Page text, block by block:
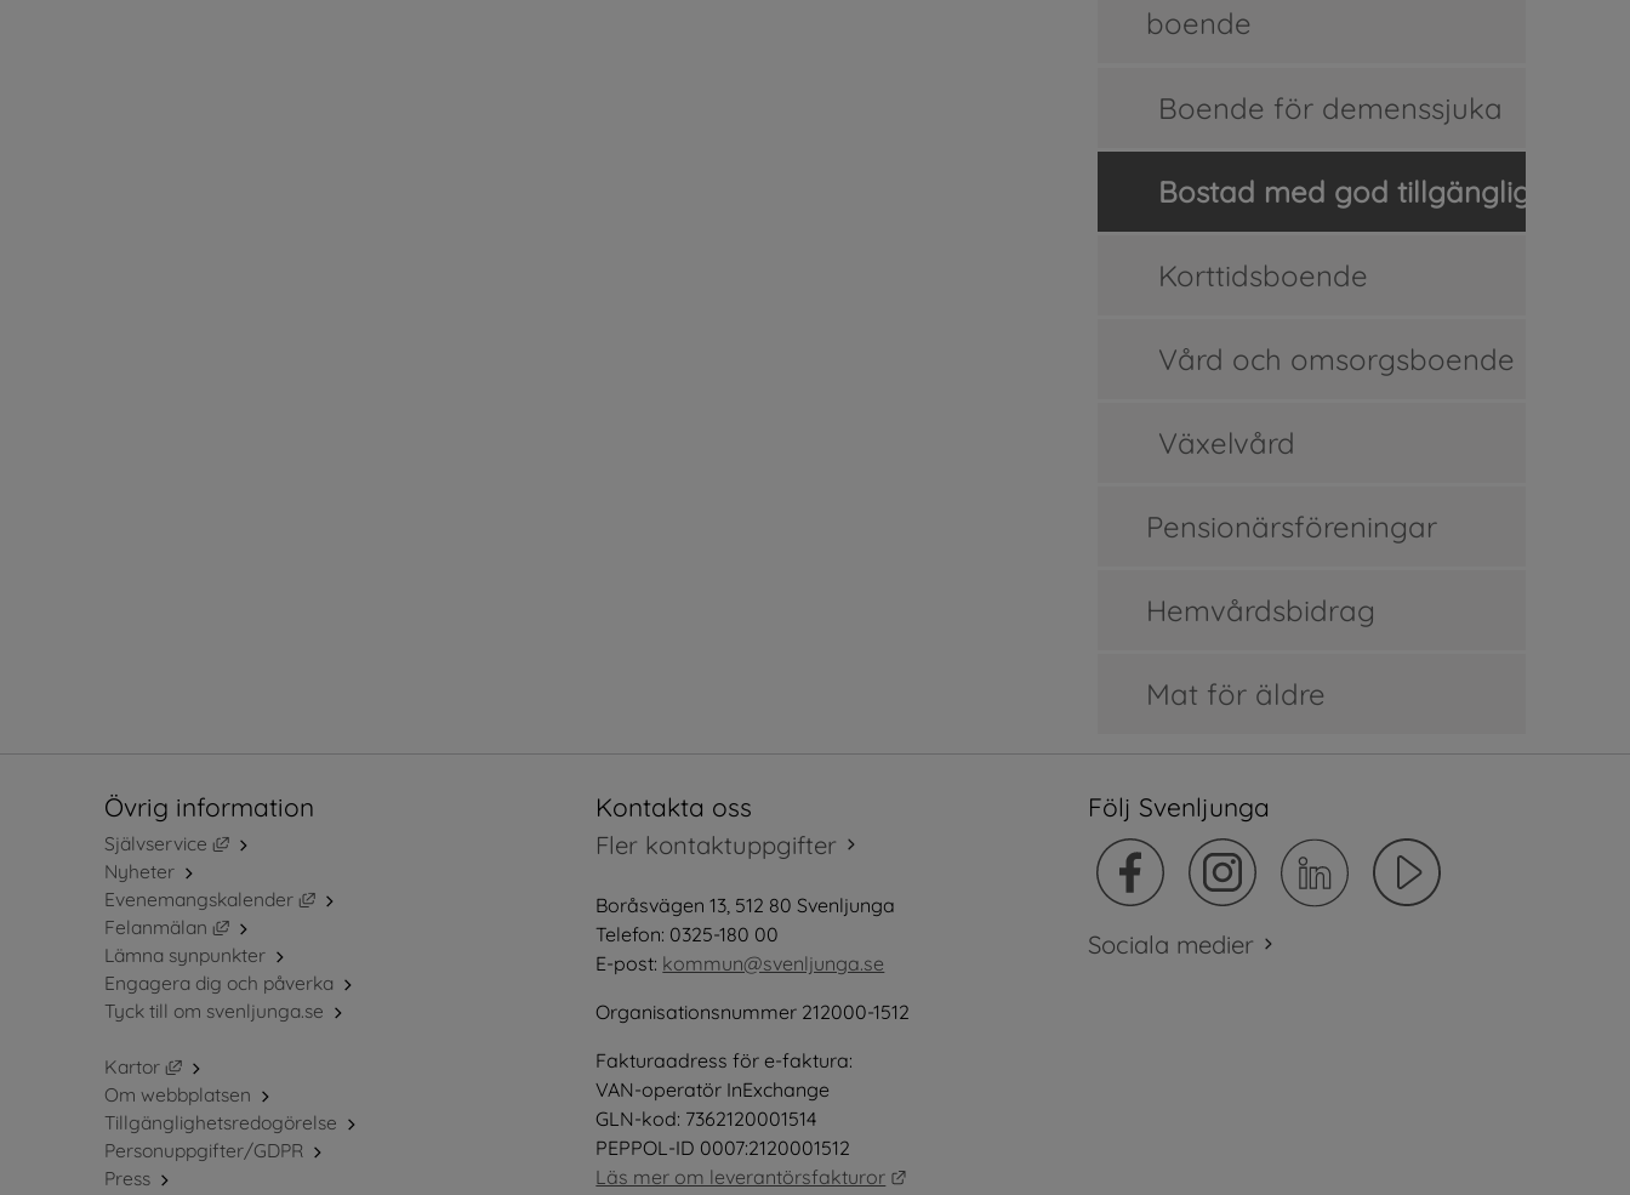
boende
Boende för demenssjuka
Bostad med god tillgänglighet
Korttidsboende
Vård och omsorgsboende
Växelvård
Pensionärsföreningar
Hemvårdsbidrag
Mat för äldre
Övrig information
Självservice
Länk till annan webbplats, öppnas i nytt fönster.
Nyheter
Evenemangskalender
Länk till annan webbplats, öppnas i nytt fönster.
Felanmälan
Länk till annan webbplats, öppnas i nytt fönster.
Lämna synpunkter
Engagera dig och påverka
Tyck till om svenljunga.se
Kartor
Länk till annan webbplats, öppnas i nytt fönster.
Om webbplatsen
Tillgänglighetsredogörelse
Personuppgifter/GDPR
Press
Kontakta oss
Fler kontaktuppgifter
Boråsvägen 13, 512 80 Svenljunga
Telefon: 0325-180 00
E-post: kommun@svenljunga.se
Organisationsnummer 212000-1512
Fakturaadress för e-faktura:
VAN-operatör InExchange
GLN-kod: 7362120001514
PEPPOL-ID 0007:2120001512
Läs mer om leverantörsfakturor
Följ Svenljunga
Sociala medier